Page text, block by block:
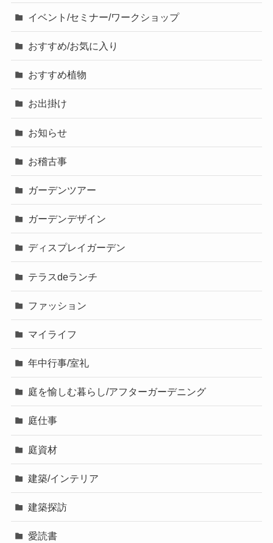
イベント/セミナー/ワークショップ
おすすめ/お気に入り
おすすめ植物
お出掛け
お知らせ
お稽古事
ガーデンツアー
ガーデンデザイン
ディスプレイガーデン
テラスdeランチ
ファッション
マイライフ
年中行事/室礼
庭を愉しむ暮らし/アフターガーデニング
庭仕事
庭資材
建築/インテリア
建築探訪
愛読書